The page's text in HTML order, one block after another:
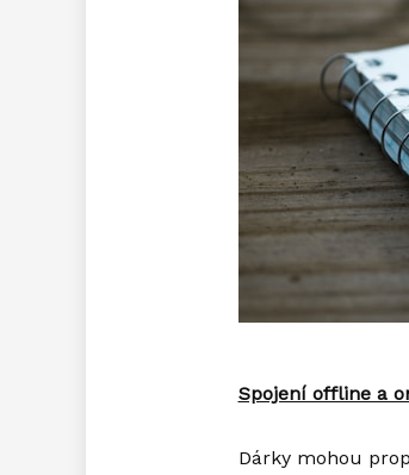
Spojení offline a
Dárky mohou